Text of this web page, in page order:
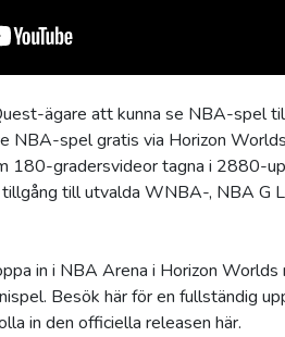
ägare att kunna se NBA-spel
NBA-spel gratis via Horizon
180-gradersvideor tagna i 2880-
till utvalda WNBA-, NBA G
in i NBA Arena i Horizon
Besök här för en fullständig
in den officiella releasen här.